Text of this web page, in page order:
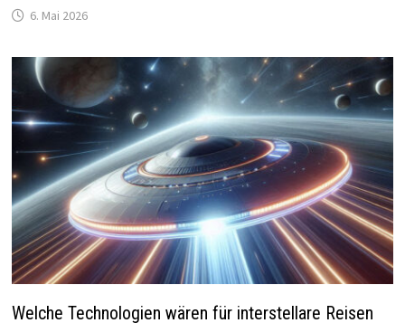
6. Mai 2026
Welche Technologien wären für interstellare Reisen